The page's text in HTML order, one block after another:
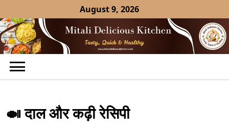
to
content
August 9, 2026
🍛 दाल और कढ़ी रेसिपी